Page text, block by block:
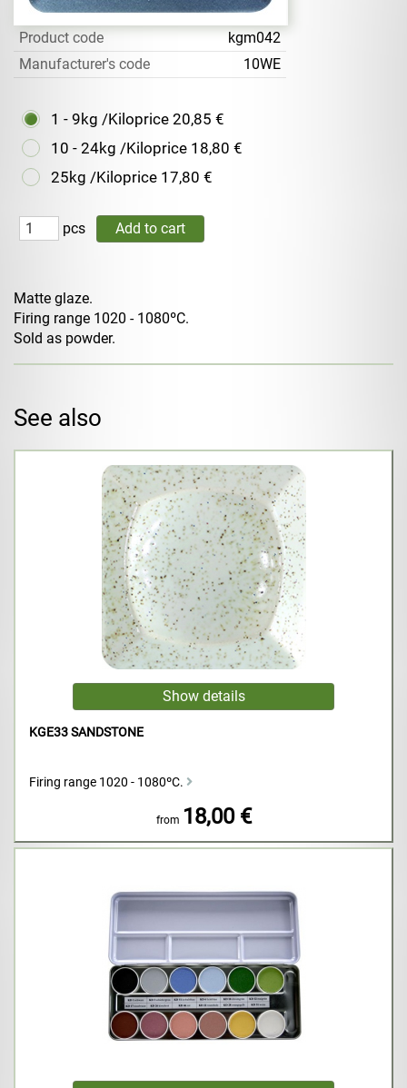
Product code
kgm042
Manufacturer's code
10WE
1 - 9kg /Kiloprice 20,85 €
10 - 24kg /Kiloprice 18,80 €
25kg /Kiloprice 17,80 €
pcs
Matte glaze.
Firing range 1020 - 1080ºC.
Sold as powder.
See also
KGE33 SANDSTONE
Firing range 1020 - 1080ºC.
from 18,00 €